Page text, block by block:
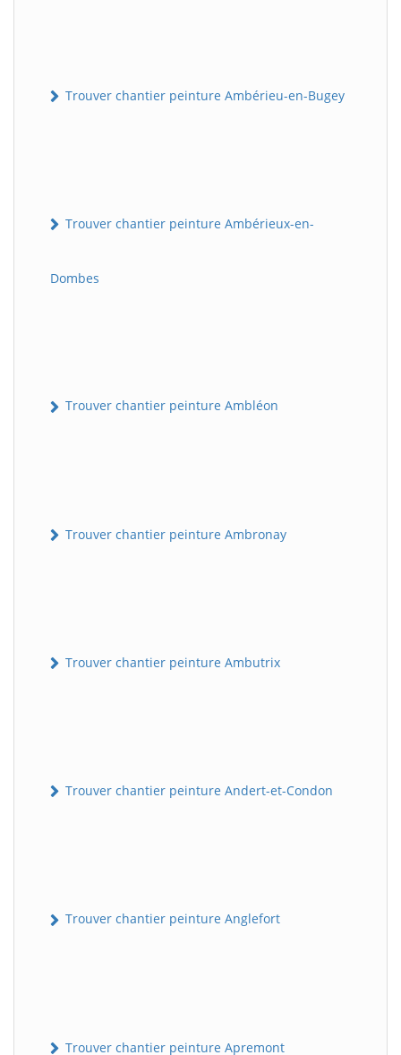
Trouver chantier peinture Ambérieu-en-Bugey
Trouver chantier peinture Ambérieux-en-
Dombes
Trouver chantier peinture Ambléon
Trouver chantier peinture Ambronay
Trouver chantier peinture Ambutrix
Trouver chantier peinture Andert-et-Condon
Trouver chantier peinture Anglefort
Trouver chantier peinture Apremont